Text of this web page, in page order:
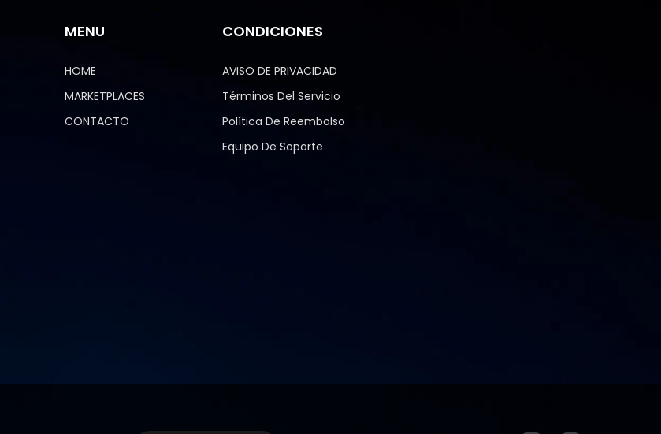
MENU
HOME
MARKETPLACES
CONTACTO
CONDICIONES
AVISO DE PRIVACIDAD
Términos Del Servicio
Política De Reembolso
Equipo De Soporte